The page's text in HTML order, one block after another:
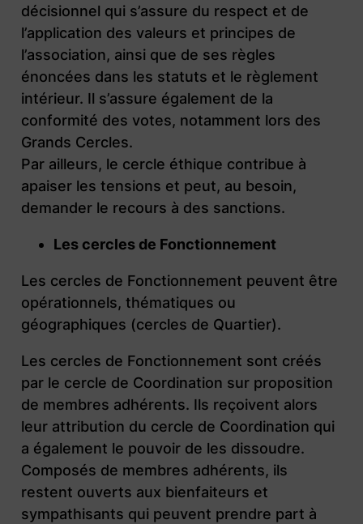
décisionnel qui s’assure du respect et de
l’application des valeurs et principes de
l’association, ainsi que de ses règles
énoncées dans les statuts et le règlement
intérieur. Il s’assure également de la
conformité des votes, notamment lors des
Grands Cercles.
Par ailleurs, le cercle éthique contribue à
apaiser les tensions et peut, au besoin,
demander le recours à des sanctions.
Les cercles de Fonctionnement
Les cercles de Fonctionnement peuvent être
opérationnels, thématiques ou
géographiques (cercles de Quartier).
Les cercles de Fonctionnement sont créés
par le cercle de Coordination sur proposition
de membres adhérents. Ils reçoivent alors
leur attribution du cercle de Coordination qui
a également le pouvoir de les dissoudre.
Composés de membres adhérents, ils
restent ouverts aux bienfaiteurs et
sympathisants qui peuvent prendre part à